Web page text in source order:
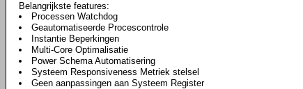
Belangrijkste features:
Processen Watchdog
Geautomatiseerde Procescontrole
Instantie Beperkingen
Multi-Core Optimalisatie
Power Schema Automatisering
Systeem Responsiveness Metriek stelsel
Geen aanpassingen aan Systeem Register